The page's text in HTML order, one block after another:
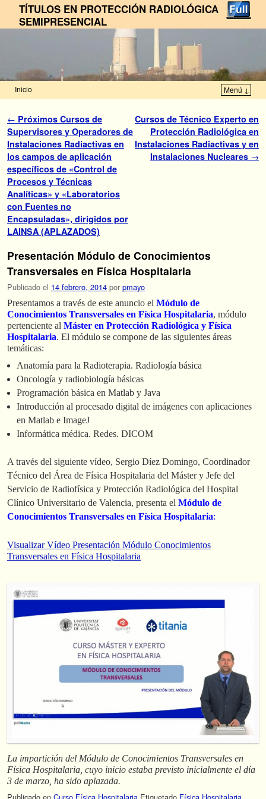
TÍTULOS EN PROTECCIÓN RADIOLÓGICA
SEMIPRESENCIAL
Inicio Menú ↓
Navegador de artículos
← Próximos Cursos de
Supervisores y Operadores de
Instalaciones Radiactivas en
los campos de aplicación
específicos de «Control de
Procesos y Técnicas
Analíticas» y «Laboratorios
con Fuentes no
Encapsuladas», dirigidos por
LAINSA (APLAZADOS)
Cursos de Técnico Experto en
Protección Radiológica en
Instalaciones Radiactivas y en
Instalaciones Nucleares →
Presentación Módulo de Conocimientos
Transversales en Física Hospitalaria
Publicado el 14 febrero, 2014 por pmayo
Presentamos a través de este anuncio el Módulo de
Conocimientos Transversales en Física Hospitalaria, módulo
pertenciente al Máster en Protección Radiológica y Física
Hospitalaria. El módulo se compone de las siguientes áreas
temáticas:
Anatomía para la Radioterapia. Radiología básica
Oncología y radiobiología básicas
Programación básica en Matlab y Java
Introducción al procesado digital de imágenes con aplicaciones
en Matlab e ImageJ
Informática médica. Redes. DICOM
A través del siguiente vídeo, Sergio Díez Domingo, Coordinador
Técnico del Área de Física Hospitalaria del Máster y Jefe del
Servicio de Radiofísica y Protección Radiológica del Hospital
Clínico Universitario de Valencia, presenta el Módulo de
Conocimientos Transversales en Física Hospitalaria:
Visualizar Vídeo Presentación Módulo Conocimientos
Transversales en Física Hospitalaria
La impartición del Módulo de Conocimientos Transversales en
Física Hospitalaria, cuyo inicio estaba previsto inicialmente el día
3 de marzo, ha sido aplazada.